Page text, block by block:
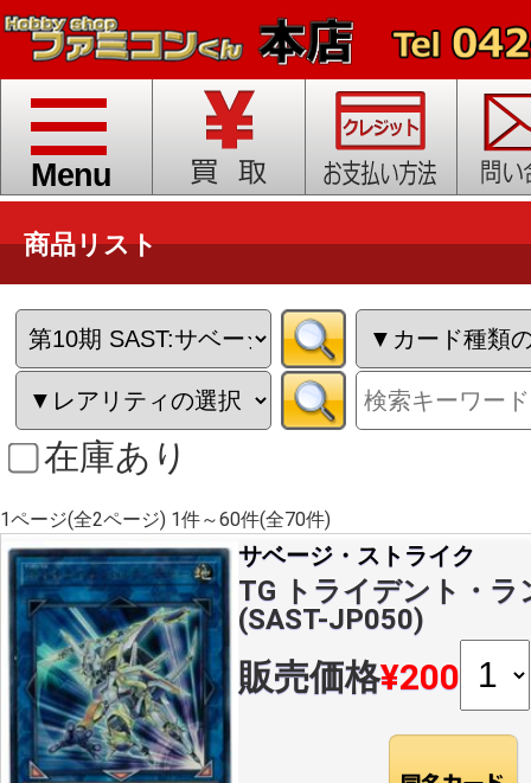
toggle
navigation
Menu
商品リスト
在庫あり
1ページ(全2ページ) 1件～60件(全70件)
サベージ・ストライク
TG トライデント・ラ
(SAST-JP050)
販売価格¥200